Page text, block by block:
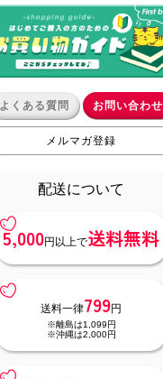
よくある質問 お問い合わせ
メルマガ登録
配送について
5,000円以上で送料無料
送料一律799円
※離島は1,099円
※沖縄は2,000円